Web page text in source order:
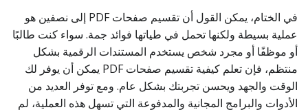
في الختام، يمكن القول أن تقسيم صفحات PDF إلى نصفين هو
عملية بسيطة ولكنها تحمل في طياتها فوائد جمة. سواء كنت طالبًا
أو موظفًا أو مجرد شخص يستخدم المستندات الرقمية بشكل
منتظم، فإن تعلم كيفية تقسيم صفحات PDF يمكن أن يوفر لك
الوقت والجهد ويحسن تجربتك بشكل عام. ومع توفر العديد من
الأدوات والبرامج المجانية والمدفوعة التي تسهل هذه العملية، لم